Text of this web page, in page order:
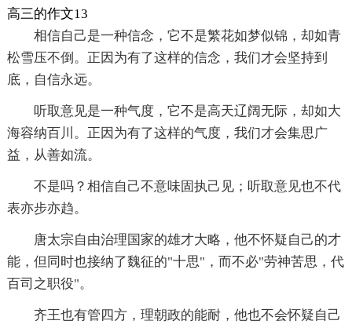
高三的作文13
相信自己是一种信念，它不是繁花如梦似锦，却如青
松雪压不倒。正因为有了这样的信念，我们才会坚持到
底，自信永远。
听取意见是一种气度，它不是高天辽阔无际，却如大
海容纳百川。正因为有了这样的气度，我们才会集思广
益，从善如流。
不是吗？相信自己不意味固执己见；听取意见也不代
表亦步亦趋。
唐太宗自由治理国家的雄才大略，他不怀疑自己的才
能，但同时也接纳了魏征的"十思"，而不必"劳神苦思，代
百司之职役"。
齐王也有管四方，理朝政的能耐，他也不会怀疑自己